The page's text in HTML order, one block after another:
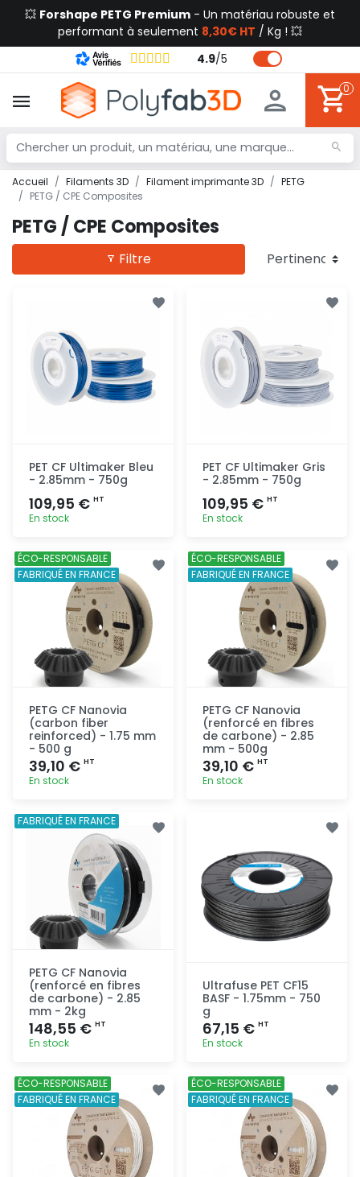
💥 Forshape PETG Premium - Un matériau robuste et
performant à seulement 8,30€ HT / Kg ! 💥
4.9/5
0
Accueil Filaments 3D Filament imprimante 3D
PETG
PETG / CPE Composites
PETG / CPE Composites
Filtre
PET CF Ultimaker Bleu
- 2.85mm - 750g
109,95 € HT
En stock
Ajout
rapide
PET CF Ultimaker Gris
- 2.85mm - 750g
109,95 € HT
En stock
Ajout
rapide
PETG CF Nanovia
(carbon fiber
reinforced) - 1.75 mm
- 500 g
39,10 € HT
En stock
Ajout
rapide
ÉCO-RESPONSABLE
FABRIQUÉ EN FRANCE
PETG CF Nanovia
(renforcé en fibres
de carbone) - 2.85
mm - 500g
39,10 € HT
En stock
ÉCO-RESPONSABLE
FABRIQUÉ EN FRANCE
PETG CF Nanovia
(renforcé en fibres
de carbone) - 2.85
mm - 2kg
148,55 € HT
En stock
Ajout
rapide
FABRIQUÉ EN FRANCE
Ultrafuse PET CF15
BASF - 1.75mm - 750
g
67,15 € HT
En stock
Ajout
rapide
ÉCO-RESPONSABLE
FABRIQUÉ EN FRANCE
ÉCO-RESPONSABLE
FABRIQUÉ EN FRANCE